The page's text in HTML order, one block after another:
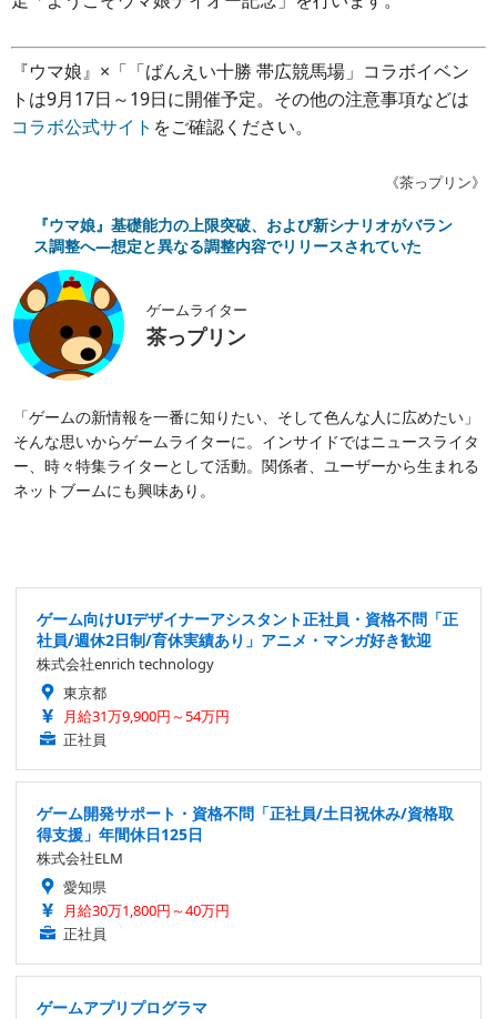
『ウマ娘』×「「ばんえい十勝 帯広競馬場」コラボイベン
トは9月17日～19日に開催予定。その他の注意事項などは
コラボ公式サイト をご確認ください。
《茶っプリン》
『ウマ娘』基礎能力の上限突破、および新シナリオがバラン
ス調整へ―想定と異なる調整内容でリリースされていた
ゲームライター
茶っプリン
「ゲームの新情報を一番に知りたい、そして色んな人に広めたい」
そんな思いからゲームライターに。インサイドではニュースライタ
ー、時々特集ライターとして活動。関係者、ユーザーから生まれる
ネットブームにも興味あり。
ゲーム向けUIデザイナーアシスタント正社員・資格不問「正
社員/週休2日制/育休実績あり」アニメ・マンガ好き歓迎
株式会社enrich technology
東京都
月給31万9,900円～54万円
正社員
ゲーム開発サポート・資格不問「正社員/土日祝休み/資格取
得支援」年間休日125日
株式会社ELM
愛知県
月給30万1,800円～40万円
正社員
ゲームアプリプログラマ